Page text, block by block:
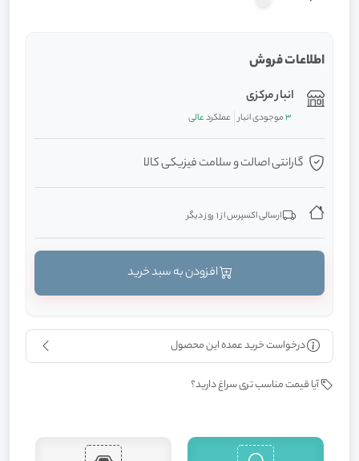
اطلاعات فروش
انبار مرکزی
3موجودی انبار عملکردعالی
گارانتی اصالت و سلامت فیزیکی کالا
ارسالی اکسپرس از 1 روز دیگر
درخواست خرید عمده این محصول
آیا قیمت مناسب تری سراغ دارید؟